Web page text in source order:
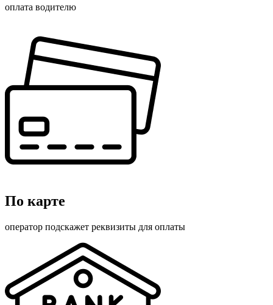
оплата водителю
По карте
оператор подскажет реквизиты для оплаты